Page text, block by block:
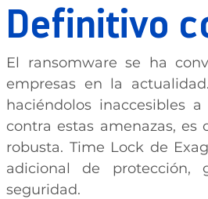
Definitivo
El ransomware se ha
empresas en la
haciéndolos inaccesibles
contra estas amenazas,
robusta. Time Lock de
adicional de protección,
seguridad.